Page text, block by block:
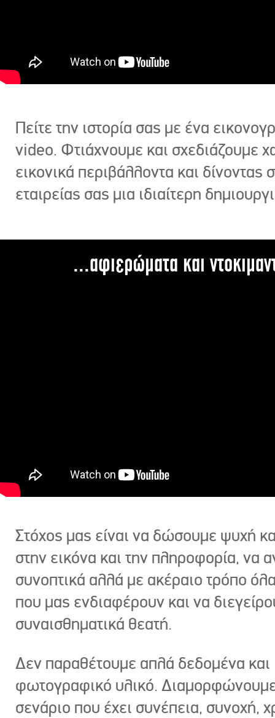
Πείτε την ιστορία σας με ένα
video. Φτιάχνουμε και σχεδιάζουμε
εικονικά περιβάλλοντα και δίνοντας
εταιρείας σας μια ιδιαίτερη
...αφιερώματα και
Στόχος μας είναι να δώσουμε ψυχή
στην εικόνα και την πληροφορία, να
συνοπτικά αλλά με ακέραιο τρόπο
που μας ενδιαφέρουν και να
συναισθηματικά θεατή.
Δεν παραθέτουμε απλά δεδομένα και
φωτογραφικό υλικό.
σενάριο που έχει συνέπεια, συνοχή,